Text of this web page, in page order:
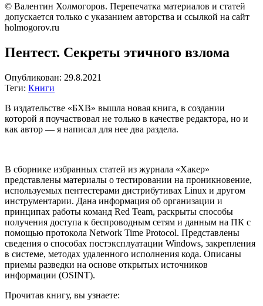
© Валентин Холмогоров. Перепечатка материалов и статей
допускается только с указанием авторства и ссылкой на сайт
holmogorov.ru
Пентест. Секреты этичного взлома
Опубликован: 29.8.2021
Теги: Книги
В издательстве «БХВ» вышла новая книга, в создании
которой я поучаствовал не только в качестве редактора, но и
как автор — я написал для нее два раздела.
В сборнике избранных статей из журнала «Хакер»
представлены материалы о тестировании на проникновение,
используемых пентестерами дистрибутивах Linux и другом
инструментарии. Дана информация об организации и
принципах работы команд Red Team, раскрыты способы
получения доступа к беспроводным сетям и данным на ПК с
помощью протокола Network Time Protocol. Представлены
сведения о способах постэксплуатации Windows, закрепления
в системе, методах удаленного исполнения кода. Описаны
приемы разведки на основе открытых источников
информации (OSINT).
Прочитав книгу, вы узнаете: